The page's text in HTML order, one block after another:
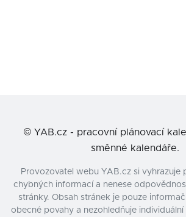
© YAB.cz - pracovní plánovací
směnné kalendáře.
Provozovatel webu YAB.cz si vyhrazuje
chybných informací a nenese
stránky. Obsah stránek je pouze
obecné povahy a nezohledňuje